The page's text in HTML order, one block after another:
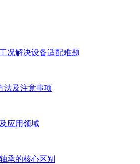
况解决设备适配难题
法及注意事项
应用领域
承的核心区别